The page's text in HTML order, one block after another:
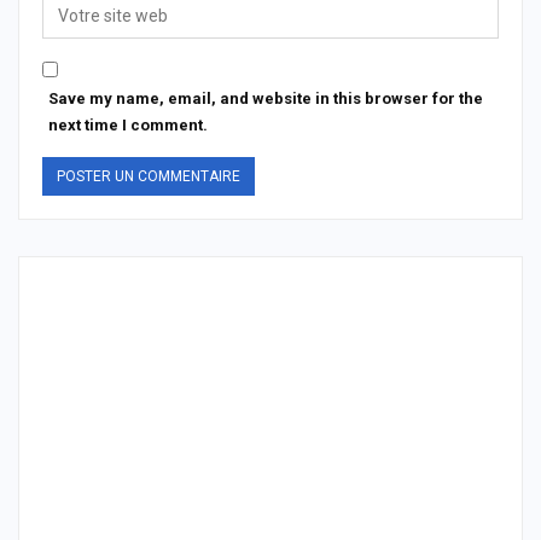
Save my name, email, and website in this browser for the
next time I comment.